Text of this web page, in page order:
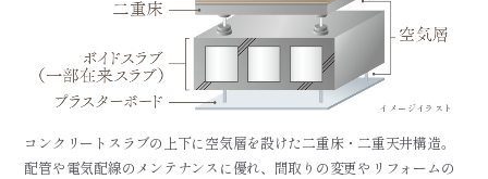
イメージイラスト
コンクリートスラブの上下に空気層を設けた二重床・二重天井構造。
配管や電気配線のメンテナンスに優れ、間取りの変更やリフォームの